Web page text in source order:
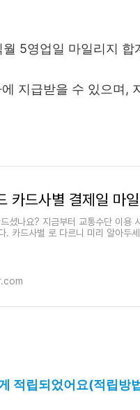
5영업일 마일리지 합
지급받을 수 있으며,
셨나요? 지금부터 교통수단 이용
. 카드사별 로 다르니 미리 알아두
적립되었어요(적립방